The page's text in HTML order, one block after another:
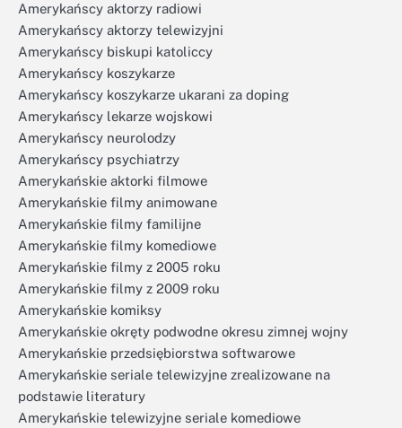
Amerykańscy aktorzy radiowi
Amerykańscy aktorzy telewizyjni
Amerykańscy biskupi katoliccy
Amerykańscy koszykarze
Amerykańscy koszykarze ukarani za doping
Amerykańscy lekarze wojskowi
Amerykańscy neurolodzy
Amerykańscy psychiatrzy
Amerykańskie aktorki filmowe
Amerykańskie filmy animowane
Amerykańskie filmy familijne
Amerykańskie filmy komediowe
Amerykańskie filmy z 2005 roku
Amerykańskie filmy z 2009 roku
Amerykańskie komiksy
Amerykańskie okręty podwodne okresu zimnej wojny
Amerykańskie przedsiębiorstwa softwarowe
Amerykańskie seriale telewizyjne zrealizowane na
podstawie literatury
Amerykańskie telewizyjne seriale komediowe